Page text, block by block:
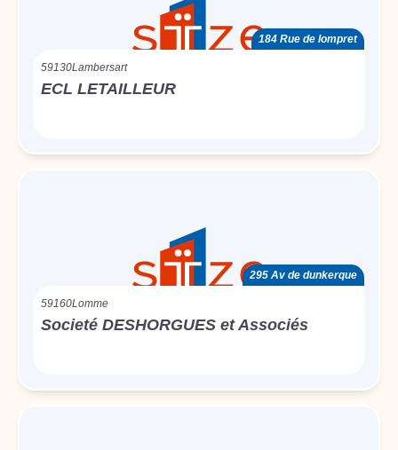
184 Rue de lompret
59130Lambersart
ECL LETAILLEUR
295 Av de dunkerque
59160Lomme
Societé DESHORGUES et Associés